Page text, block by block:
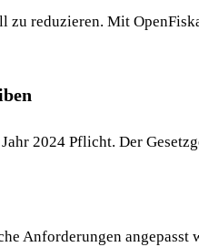
reduzieren. Mit
2024 Pflicht. Der
Anforderungen